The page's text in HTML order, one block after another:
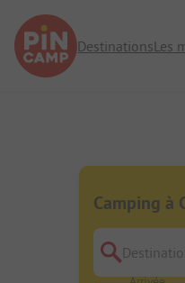
DestinationsLes
Camping à
Destination,